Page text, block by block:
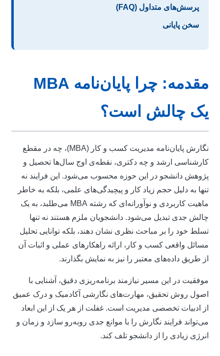
پرسش‌های متداول (FAQ)
سخن پایانی
مقدمه: چرا پایان‌نامه MBA
چالش است؟
نگارش پایان‌نامه مدیریت کسب و کار (MBA)، چه در مقطع
ارشد و چه دکتری، نقطه‌ی اوج سال‌ها تحصیل و
دانشجو در این حوزه محسوب می‌شود. این فرایند نه
به دلیل حجم زیاد کار و پیچیدگی‌های علمی، بلکه به خاطر
ماهیت کاربردی و نوآورانه‌ای که رشته MBA می‌طلبد، به یک
جدی تبدیل می‌شود. دانشجویان ملزم هستند نه تنها
خود را بر مباحث نظری نشان دهند، بلکه توانایی تحلیل
واقعی کسب و کار، ارائه راهکارهای عملی و اثبات آن
طریق داده‌های معتبر را نیز به نمایش بگذارند.
در این مسیر نیازمند برنامه‌ریزی دقیق، آشنایی با
روش تحقیق، مهارت‌های نگارشی آکادمیک و درک عمیق
ادبیات تخصصی مدیریت است. غفلت از هر یک از این ابعاد
فرایند نگارش را با موانع جدی روبه‌رو سازد و زمان و
زیادی را از دانشجو تلف کند.